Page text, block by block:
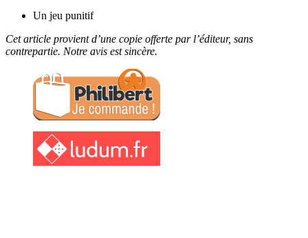
Un jeu punitif
Cet article provient d’une copie offerte par l’éditeur, sans
contrepartie. Notre avis est sincère.